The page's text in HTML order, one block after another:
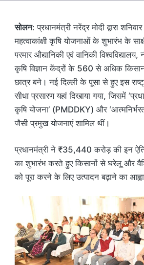
सोलन: प्रधानमंत्री नरेंद्र मोदी द्वारा
महत्वाकांक्षी कृषि योजनाओं के शुभारंभ के
परमार औद्यानिकी एवं वानिकी
कृषि विज्ञान केंद्रों के 560 से अधिक
छात्र बने। नई दिल्ली के पूसा से हुए इस
सीधा प्रसारण यहां दिखाया गया, जिसमें
कृषि योजना’ (PMDDKY) और
जैसी प्रमुख योजनाएं शामिल थीं।
प्रधानमंत्री ने ₹35,440 करोड़ की इन
का शुभारंभ करते हुए किसानों से घरेलू और
को पूरा करने के लिए उत्पादन बढ़ाने का